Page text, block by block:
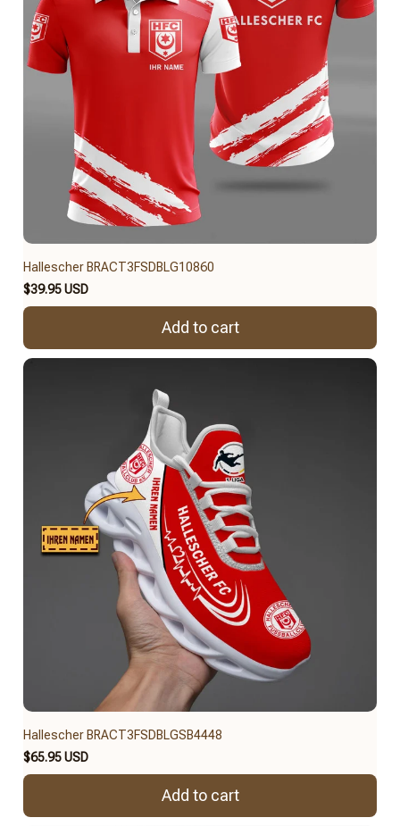
Hallescher BRACT3FSDBLG10860
$39.95 USD
Add to cart
Hallescher BRACT3FSDBLGSB4448
$65.95 USD
Add to cart